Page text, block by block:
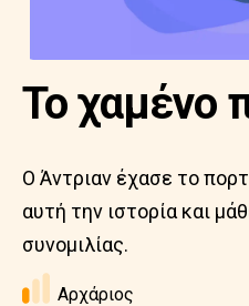
Το χαμένο
Ο Άντριαν έχασε το
αυτή την ιστορία και
συνομιλίας.
Αρχάριος